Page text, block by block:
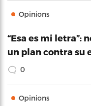
Opinions
“Esa es mi letra”:
un plan contra su
0
Opinions